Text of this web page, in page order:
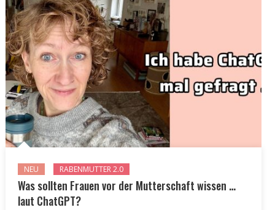
NEU RABENMUTTER 2.0
Was sollten Frauen vor der Mutterschaft wissen …
laut ChatGPT?